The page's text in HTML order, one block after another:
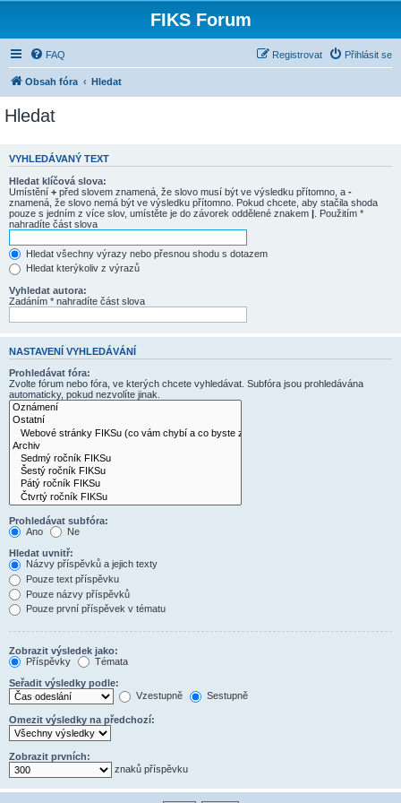
FIKS Forum
FAQ Přihlásit se
Registrovat
Obsah fóra Hledat
Hledat
VYHLEDÁVANÝ TEXT
Hledat klíčová slova:
Umístění + před slovem znamená, že slovo musí být ve výsledku přítomno, a -
znamená, že slovo nemá být ve výsledku přítomno. Pokud chcete, aby stačila shoda
pouze s jedním z více slov, umístěte je do závorek oddělené znakem | . Použitím *
nahradíte část slova
Hledat všechny výrazy nebo přesnou shodu s dotazem
Hledat kterýkoliv z výrazů
Vyhledat autora:
Zadáním * nahradíte část slova
NASTAVENÍ VYHLEDÁVÁNÍ
Prohledávat fóra:
Zvolte fórum nebo fóra, ve kterých chcete vyhledávat. Subfóra jsou prohledávána
automaticky, pokud nezvolíte jinak.
Prohledávat subfóra:
Ano
Ne
Hledat uvnitř:
Názvy příspěvků a jejich texty
Pouze text příspěvku
Pouze názvy příspěvků
Pouze první příspěvek v tématu
Zobrazit výsledek jako:
Příspěvky
Témata
Seřadit výsledky podle:
Vzestupně
Sestupně
Omezit výsledky na předchozí:
Zobrazit prvních:
znaků příspěvku